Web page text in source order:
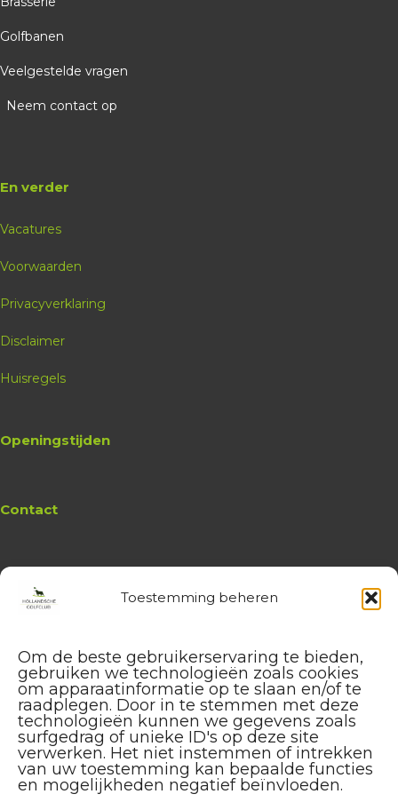
Toestemming beheren
Om de beste gebruikerservaring te bieden,
gebruiken we technologieën zoals cookies
om apparaatinformatie op te slaan en/of te
raadplegen. Door in te stemmen met deze
technologieën kunnen we gegevens zoals
surfgedrag of unieke ID's op deze site
verwerken. Het niet instemmen of intrekken
van uw toestemming kan bepaalde functies
en mogelijkheden negatief beïnvloeden.
Probeer Golfdag
Golfbanen
Veelgestelde vragen
Neem contact op
En verder
Vacatures
Voorwaarden
Privacyverklaring
Disclaimer
Huisregels
Openingstijden
Contact
WebsiteHollandsche Golfclub
administratie
service@hollandschegolfclub.nl
Vragen aan deGolfschool
over Golfstart, Themalessen, etc.
golfstart@hollandschegolfclub.nl
Vragen aanSales & Events